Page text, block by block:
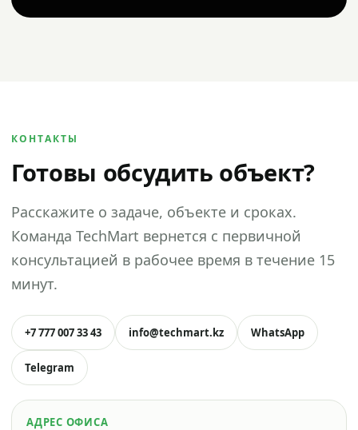
КОНТАКТЫ
Готовы обсудить объект?
Расскажите о задаче, объекте и сроках.
Команда TechMart вернется с первичной
консультацией в рабочее время в течение 15
минут.
+7 777 007 33 43 info@techmart.kz WhatsApp
Telegram
АДРЕС ОФИСА